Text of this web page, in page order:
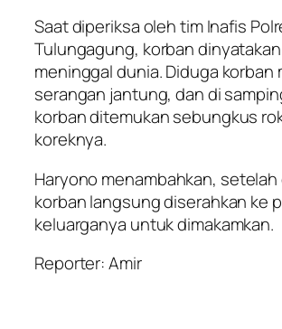
Saat diperiksa oleh tim Inafis
Tulungagung, korban
meninggal dunia. Diduga korban
serangan jantung, dan di
korban ditemukan sebungkus
koreknya.
Haryono menambahkan, setelah
korban langsung diserahkan ke
keluarganya untuk dimakamkan.
Reporter: Amir